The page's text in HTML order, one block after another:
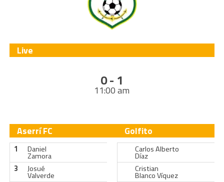
Live
0 - 1
11:00 am
Aserrí FC
1 Daniel
Zamora
3
Josué
Valverde
Golfito
Carlos Alberto
Díaz
Cristian
Blanco Víquez